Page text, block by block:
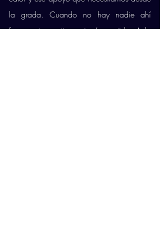
la grada. Cuando no hay nadie ahí
fuera, esto no tiene ningún sentido. A lo